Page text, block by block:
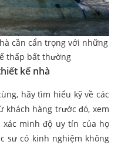
cần cẩn trọng với những
thấp bất thường
kế nhà
hãy tìm hiểu kỹ về các
khách hàng trước đó, xem
minh độ uy tín của họ
sư có kinh nghiệm không